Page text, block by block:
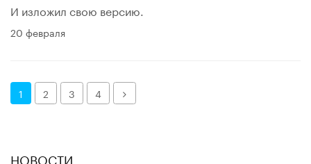
И изложил свою версию.
20 февраля
1 2 3 4 Далее
НОВОСТИ